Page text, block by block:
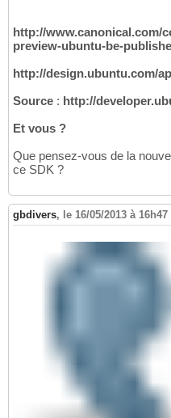
http://www.canonical.com/
preview-ubuntu-be-
http://design.ubuntu.com/
Source : http://
Et vous ?
Que pensez-vous de la
ce SDK ?
gbdivers, le 16/05/2013 à 16h47